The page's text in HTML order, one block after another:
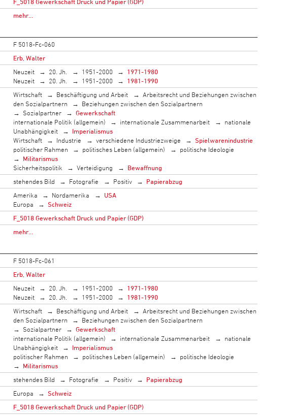
mehr…
F 5018-Fc-060
Erb, Walter
Neuzeit 20. Jh. 1951-2000
1971-1980
Neuzeit
20. Jh. 1951-2000
1981-1990
Wirtschaft Beschäftigung und Arbeit
Arbeitsrecht und Beziehungen zwischen
den Sozialpartnern
Beziehungen zwischen den Sozialpartnern
Sozialpartner
Gewerkschaft
internationale Politik (allgemein)
internationale Zusammenarbeit
nationale
Unabhängigkeit
Imperialismus
Wirtschaft
Industrie verschiedene Industriezweige
Spielwarenindustrie
politischer Rahmen
politisches Leben (allgemein)
politische Ideologie
Militarismus
Sicherheitspolitik
Verteidigung
Bewaffnung
stehendes Bild Fotografie Positiv
Papierabzug
Amerika Nordamerika
USA
Europa
Schweiz
F_5018 Gewerkschaft Druck und Papier (GDP)
mehr…
F 5018-Fc-061
Erb, Walter
Neuzeit 20. Jh. 1951-2000
1971-1980
Neuzeit
20. Jh. 1951-2000
1981-1990
Wirtschaft Beschäftigung und Arbeit
Arbeitsrecht und Beziehungen zwischen
den Sozialpartnern
Beziehungen zwischen den Sozialpartnern
Sozialpartner
Gewerkschaft
internationale Politik (allgemein)
internationale Zusammenarbeit
nationale
Unabhängigkeit
Imperialismus
politischer Rahmen
politisches Leben (allgemein)
politische Ideologie
Militarismus
stehendes Bild Fotografie Positiv
Papierabzug
Europa
Schweiz
F_5018 Gewerkschaft Druck und Papier (GDP)